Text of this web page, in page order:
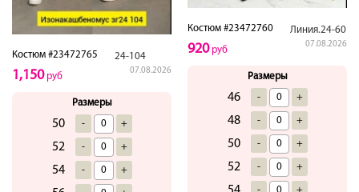
Костюм #23472765 24-104
07.08.2026
1,150руб
Размеры
50 - +
52 - +
54 - +
Костюм #23472760 Линия.24-60
07.08.2026
920руб
Размеры
46 - +
48 - +
50 - +
52 - +
- +